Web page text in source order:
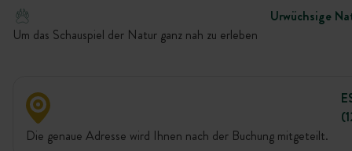
Urwüchsige
Um das Schauspiel der Natur ganz nah zu erleben
Die genaue Adresse wird Ihnen nach der Buchung mitgeteilt.